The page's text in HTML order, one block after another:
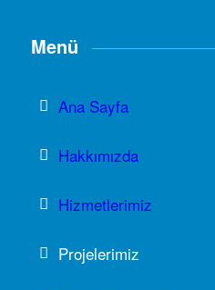
Menü
Ana Sayfa
Hakkımızda
Hizmetlerimiz
Projelerimiz